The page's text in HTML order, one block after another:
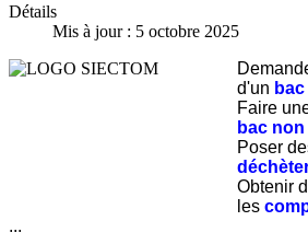
Détails
Mis à jour : 5 octobre 2025
d'un bac
Faire
bac
Poser
Obtenir
les
...